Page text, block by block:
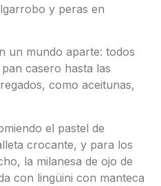
y peras en
un mundo aparte: todos
casero hasta las
como aceitunas,
el pastel de
crocante, y para los
la milanesa de ojo de
con lingüini con manteca